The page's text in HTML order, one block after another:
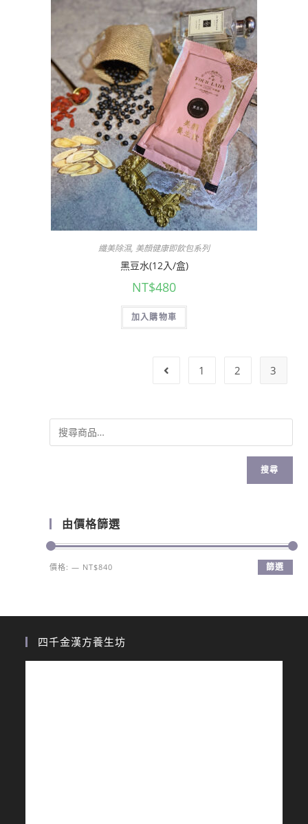
纖美除濕, 美顏健康即飲包系列
黑豆水(12入/盒)
NT$480
加入購物車
1 2 3
搜尋
由價格篩選
篩選
價格:— NT$840
四千金漢方養生坊